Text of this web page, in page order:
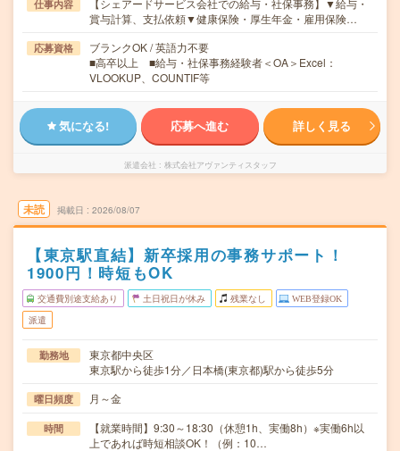
仕事内容
【シェアードサービス会社での給与・社保事務】▼給与・
賞与計算、支払依頼▼健康保険・厚生年金・雇用保険…
応募資格
ブランクOK / 英語力不要
■高卒以上 ■給与・社保事務経験者＜OA＞Excel：
VLOOKUP、COUNTIF等
気になる! 応募へ進む 詳しく見る
派遣会社 株式会社アヴァンティスタッフ
未読 掲載日 2026/08/07
【東京駅直結】新卒採用の事務サポート！
1900円！時短もOK
交通費別途支給あり 土日祝日が休み 残業なし WEB登録OK
派遣
勤務地
東京都中央区
東京駅から徒歩1分／日本橋(東京都)駅から徒歩5分
曜日頻度 月～金
時間
【就業時間】9:30～18:30（休憩1h、実働8h）※実働6h以
上であれば時短相談OK！（例：10…